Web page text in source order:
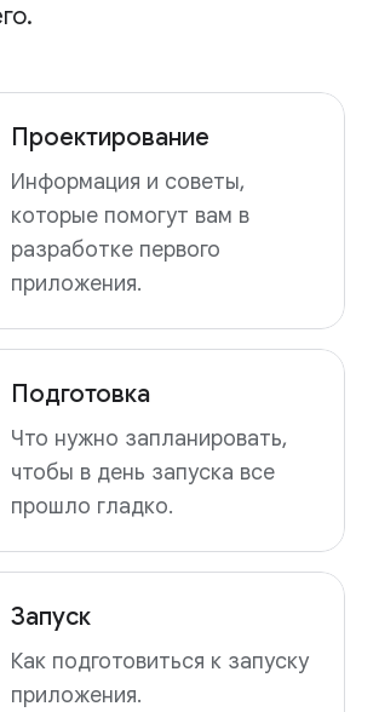
Проектирование
Информация и советы,
которые помогут вам в
разработке первого
приложения.
Подготовка
Что нужно запланировать,
чтобы в день запуска все
прошло гладко.
Запуск
Как подготовиться к запуску
приложения.